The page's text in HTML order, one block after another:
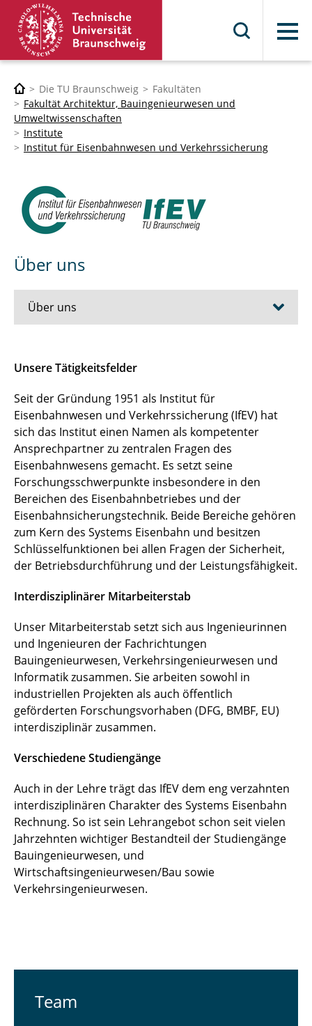
Menü
Die TU Braunschweig
Fakultäten
Fakultät Architektur, Bauingenieurwesen und
Umweltwissenschaften
Institute
Institut für Eisenbahnwesen und Verkehrssicherung
Über uns
Über uns
Service - Links
Unsere Tätigkeitsfelder
Seit der Gründung 1951 als Institut für
Eisenbahnwesen und Verkehrssicherung (IfEV) hat
sich das Institut einen Namen als kompetenter
Ansprechpartner zu zentralen Fragen des
Eisenbahnwesens gemacht. Es setzt seine
Forschungsschwerpunkte insbesondere in den
Bereichen des Eisenbahnbetriebes und der
Eisenbahnsicherungstechnik. Beide Bereiche gehören
zum Kern des Systems Eisenbahn und besitzen
Schlüsselfunktionen bei allen Fragen der Sicherheit,
der Betriebsdurchführung und der Leistungsfähigkeit.
Interdisziplinärer Mitarbeiterstab
Unser Mitarbeiterstab setzt sich aus Ingenieurinnen
und Ingenieuren der Fachrichtungen
Bauingenieurwesen, Verkehrsingenieurwesen und
Informatik zusammen. Sie arbeiten sowohl in
industriellen Projekten als auch öffentlich
geförderten Forschungsvorhaben (DFG, BMBF, EU)
interdisziplinär zusammen.
Verschiedene Studiengänge
Auch in der Lehre trägt das IfEV dem eng verzahnten
interdisziplinären Charakter des Systems Eisenbahn
Rechnung. So ist sein Lehrangebot schon seit vielen
Jahrzehnten wichtiger Bestandteil der Studiengänge
Bauingenieurwesen, und
Wirtschaftsingenieurwesen/Bau sowie
Verkehrsingenieurwesen.
Team